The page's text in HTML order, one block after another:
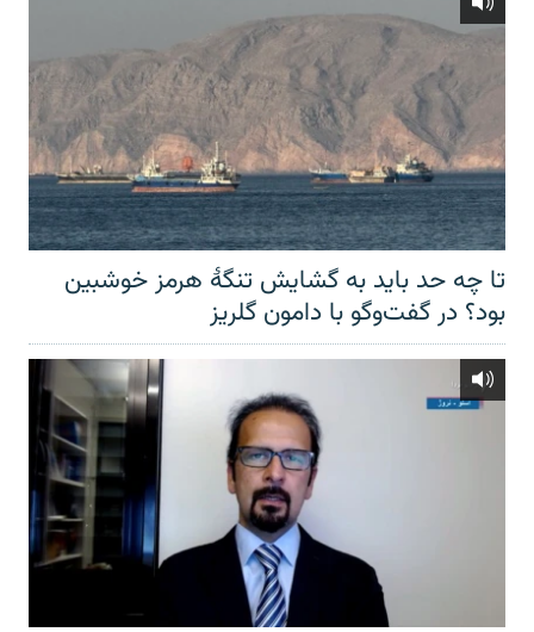
تا چه حد باید به گشایش تنگهٔ هرمز خوشبین
بود؟ در گفت‌وگو با دامون گلریز